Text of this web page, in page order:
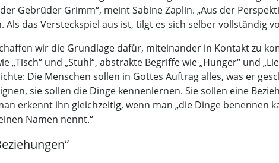
Gebrüder Grimm“, meint Sabine Zaplin. „Aus der
das Versteckspiel aus ist, tilgt es sich selber vollständig
wir die Grundlage dafür, miteinander in Kontakt zu
und „Stuhl“, abstrakte Begriffe wie „Hunger“ und
Die Menschen sollen in Gottes Auftrag alles, was er
sie sollen die Dinge kennenlernen. Sie sollen eine
erkennt ihn gleichzeitig, wenn man „die Dinge benennen
Namen nennt.“